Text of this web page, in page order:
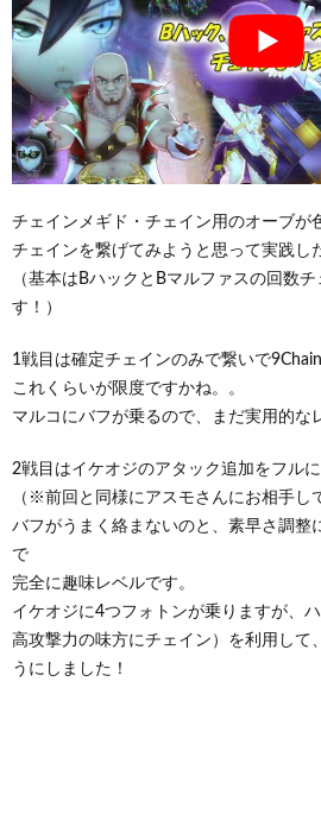
チェインメギド・チェイン用のオーブが
チェインを繋げてみようと思って実践し
（基本はBハックとBマルファスの回数
す！）
1戦目は確定チェインのみで繋いで
これくらいが限度ですかね。。
マルコにバフが乗るので、まだ実用的な
2戦目はイケオジのアタック追加をフル
（※前回と同様にアスモさんにお相手し
バフがうまく絡まないのと、素早さ調整
で
完全に趣味レベルです。
イケオジに4つフォトンが乗りますが、
高攻撃力の味方にチェイン）を利用して
うにしました！